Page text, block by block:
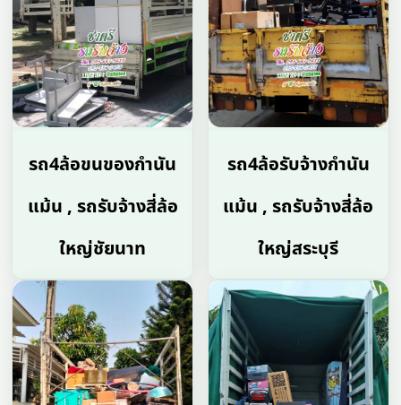
รถ4ล้อขนของกำนัน
แม้น , รถรับจ้างสี่ล้อ
ใหญ่ชัยนาท
รถ4ล้อรับจ้างกำนัน
แม้น , รถรับจ้างสี่ล้อ
ใหญ่สระบุรี